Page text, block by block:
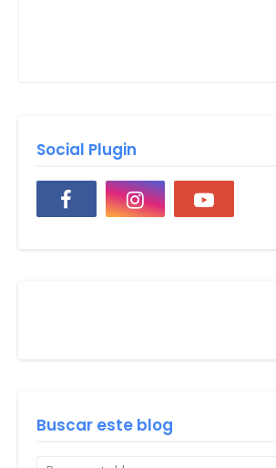
Social Plugin
Buscar este blog